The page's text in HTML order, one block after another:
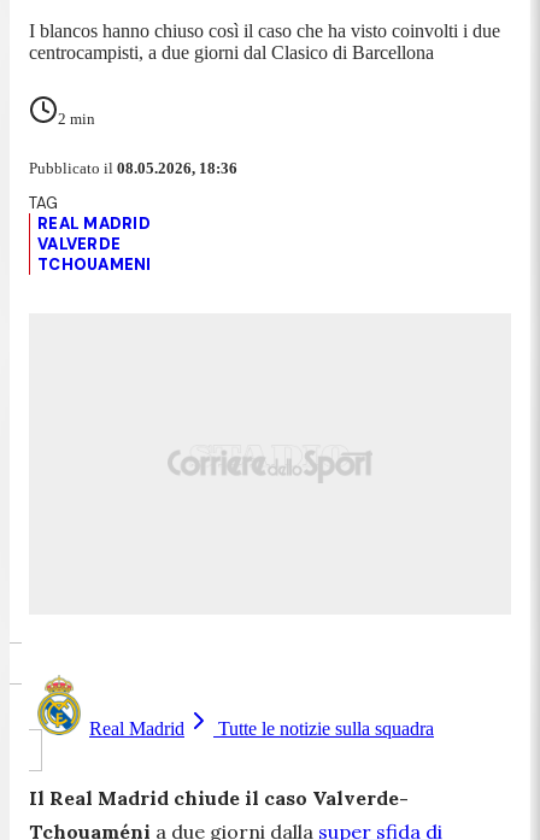
I blancos hanno chiuso così il caso che ha visto coinvolti i due
centrocampisti, a due giorni dal Clasico di Barcellona
2 min
Pubblicato il 08.05.2026, 18:36
REAL MADRID
VALVERDE
TCHOUAMENI
Real Madrid Tutte le notizie sulla squadra
Il Real Madrid chiude il caso Valverde-
Tchouaméni a due giorni dalla super sfida di